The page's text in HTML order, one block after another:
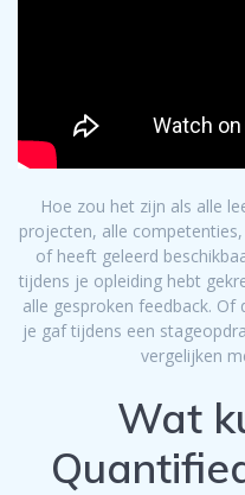
Hoe zou het zijn als alle
projecten, alle
of heeft geleerd
tijdens je opleiding hebt
alle gesproken feedback. Of
je gaf tijdens een
vergelijken
Wat